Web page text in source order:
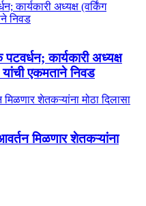
कार्यकारी अध्यक्ष (वर्किंग
निवड
कार्यकारी अध्यक्ष
एकमताने निवड
मिळणार शेतकऱ्यांना मोठा दिलासा
मिळणार शेतकऱ्यांना